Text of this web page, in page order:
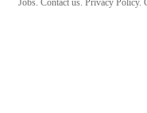
Jobs. Contact us. Privacy